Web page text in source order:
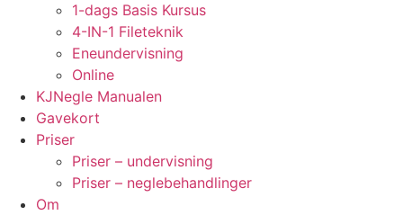
1-dags Basis Kursus
4-IN-1 Fileteknik
Eneundervisning
Online
KJNegle Manualen
Gavekort
Priser
Priser – undervisning
Priser – neglebehandlinger
Om